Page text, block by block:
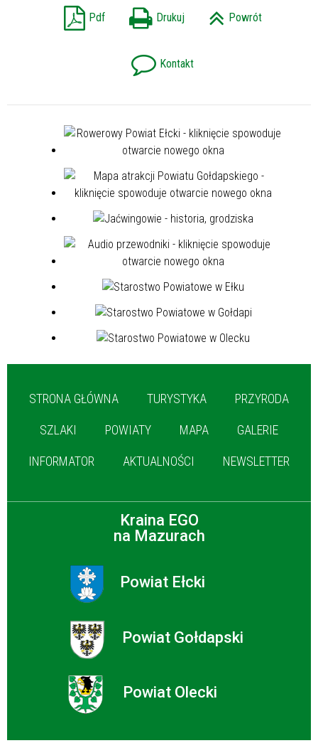
Pdf Drukuj Powrót
Kontakt
STRONA GŁÓWNA TURYSTYKA PRZYRODA
SZLAKI POWIATY MAPA GALERIE
INFORMATOR AKTUALNOŚCI NEWSLETTER
Kraina EGO
na Mazurach
Powiat Ełcki
Powiat Gołdapski
Powiat Olecki